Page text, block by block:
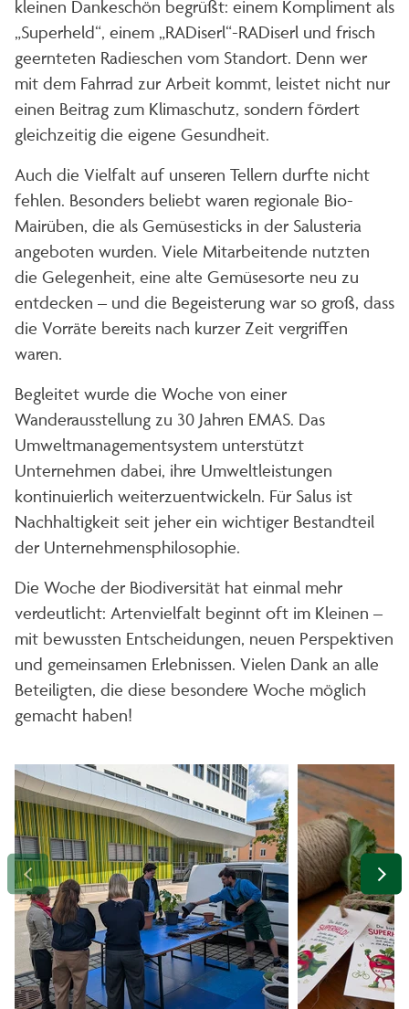
kleinen Dankeschön begrüßt: einem Kompliment als
„Superheld“, einem „RADiserl“-RADiserl und frisch
geernteten Radieschen vom Standort. Denn wer
mit dem Fahrrad zur Arbeit kommt, leistet nicht nur
einen Beitrag zum Klimaschutz, sondern fördert
gleichzeitig die eigene Gesundheit.
Auch die Vielfalt auf unseren Tellern durfte nicht
fehlen. Besonders beliebt waren regionale Bio-
Mairüben, die als Gemüsesticks in der Salusteria
angeboten wurden. Viele Mitarbeitende nutzten
die Gelegenheit, eine alte Gemüsesorte neu zu
entdecken – und die Begeisterung war so groß, dass
die Vorräte bereits nach kurzer Zeit vergriffen
waren.
Begleitet wurde die Woche von einer
Wanderausstellung zu 30 Jahren EMAS. Das
Umweltmanagementsystem unterstützt
Unternehmen dabei, ihre Umweltleistungen
kontinuierlich weiterzuentwickeln. Für Salus ist
Nachhaltigkeit seit jeher ein wichtiger Bestandteil
der Unternehmensphilosophie.
Die Woche der Biodiversität hat einmal mehr
verdeutlicht: Artenvielfalt beginnt oft im Kleinen –
mit bewussten Entscheidungen, neuen Perspektiven
und gemeinsamen Erlebnissen. Vielen Dank an alle
Beteiligten, die diese besondere Woche möglich
gemacht haben!